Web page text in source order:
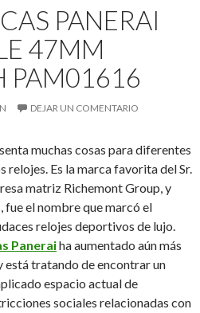
PANERAI
47MM
PAM01616
DEJAR UN COMENTARIO
muchas cosas para diferentes
relojes. Es la marca favorita del Sr.
matriz Richemont Group, y
el nombre que marcó el
relojes deportivos de lujo.
Paneraiha aumentado aún más
está tratando de encontrar un
espacio actual de
sociales relacionadas con